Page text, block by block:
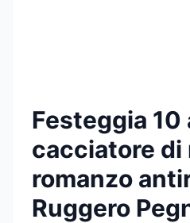
Festeggia 10
cacciatore di
romanzo
Ruggero